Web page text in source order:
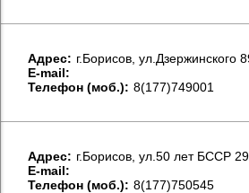
Aдрес: г.Борисов, ул.Дзержинского
E-mail:
Телефон (моб.): 8(177)749001
Aдрес: г.Борисов, ул.50 лет БССР
E-mail:
Телефон (моб.): 8(177)750545